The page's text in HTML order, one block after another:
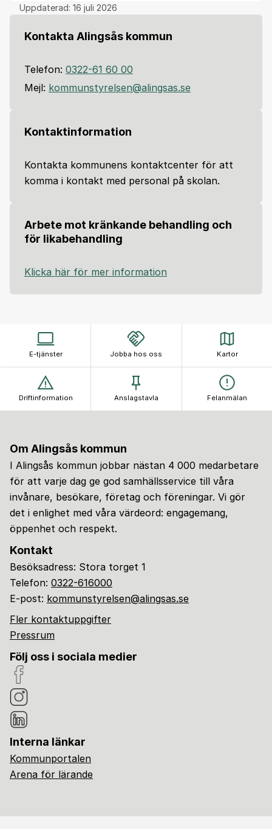
Uppdaterad: 16 juli 2026
Kontakta Alingsås kommun
Telefon: 0322-61 60 00
Mejl: kommunstyrelsen@alingsas.se
Kontaktinformation
Kontakta kommunens kontaktcenter för att
komma i kontakt med personal på skolan.
Arbete mot kränkande behandling och
för likabehandling
Klicka här för mer information
E-tjänster Jobba hos oss Kartor
Driftinformation Anslagstavla Felanmälan
Om Alingsås kommun
I Alingsås kommun jobbar nästan 4 000 medarbetare
för att varje dag ge god samhällsservice till våra
invånare, besökare, företag och föreningar. Vi gör
det i enlighet med våra värdeord: engagemang,
öppenhet och respekt.
Kontakt
Besöksadress: Stora torget 1
Telefon: 0322-616000
E-post: kommunstyrelsen@alingsas.se
Fler kontaktuppgifter
Pressrum
Följ oss i sociala medier
Interna länkar
Kommunportalen
Arena för lärande